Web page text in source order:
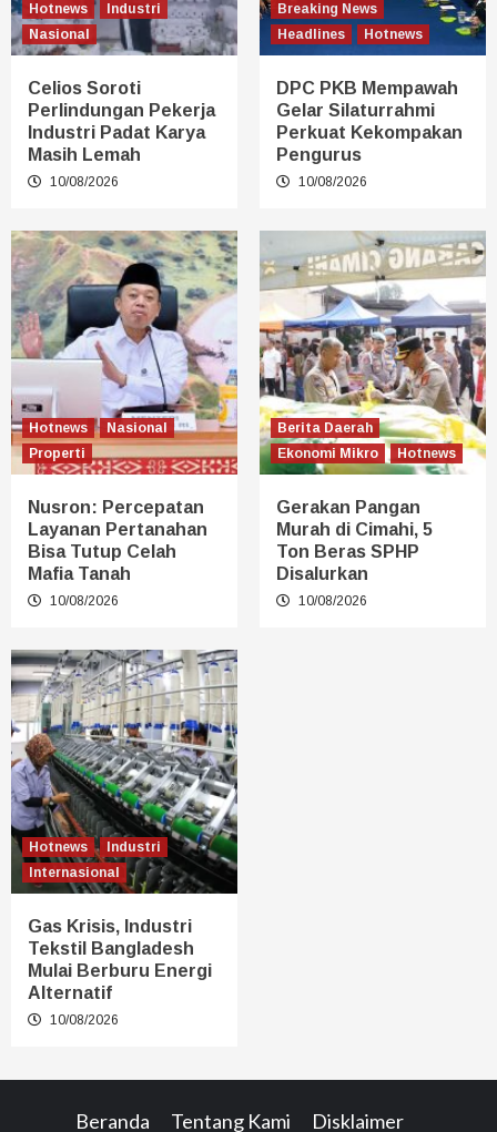
Hotnews
Industri
Nasional
Celios Soroti
Perlindungan Pekerja
Industri Padat Karya
Masih Lemah
10/08/2026
Breaking News
Headlines
Hotnews
DPC PKB Mempawah
Gelar Silaturrahmi
Perkuat Kekompakan
Pengurus
10/08/2026
Hotnews
Nasional
Properti
Nusron: Percepatan
Layanan Pertanahan
Bisa Tutup Celah
Mafia Tanah
10/08/2026
Berita Daerah
Ekonomi Mikro
Hotnews
Gerakan Pangan
Murah di Cimahi, 5
Ton Beras SPHP
Disalurkan
10/08/2026
Hotnews
Industri
Internasional
Gas Krisis, Industri
Tekstil Bangladesh
Mulai Berburu Energi
Alternatif
10/08/2026
Beranda Tentang Kami Disklaimer